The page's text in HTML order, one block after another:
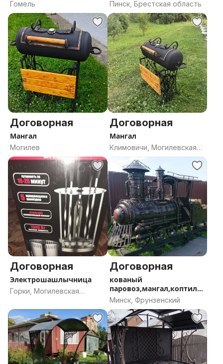
Гомель Пинск, Брестская область
Договорная
Мангал
Могилев
Договорная
Мангал
Климовичи, Могилевская
область
Договорная
Электрошашлычница
Горки, Могилевская
Договорная
кованый
паровоз,мангал,коптиль
ня ,сруб,баня
Минск, Фрунзенский